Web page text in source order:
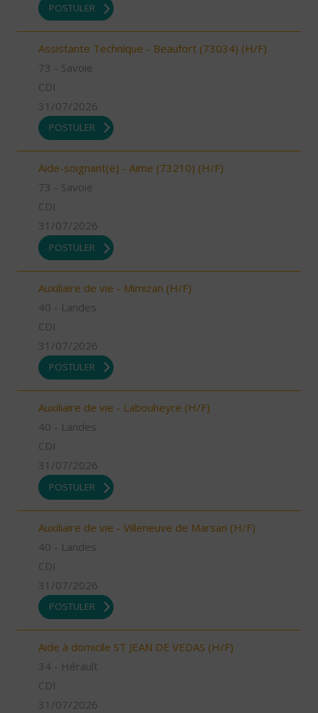
POSTULER
Assistante Technique - Beaufort (73034) (H/F)
73 - Savoie
CDI
31/07/2026
POSTULER
Aide-soignant(e) - Aime (73210) (H/F)
73 - Savoie
CDI
31/07/2026
POSTULER
Auxiliaire de vie - Mimizan (H/F)
40 - Landes
CDI
31/07/2026
POSTULER
Auxiliaire de vie - Labouheyre (H/F)
40 - Landes
CDI
31/07/2026
POSTULER
Auxiliaire de vie - Villeneuve de Marsan (H/F)
40 - Landes
CDI
31/07/2026
POSTULER
Aide à domicile ST JEAN DE VEDAS (H/F)
34 - Hérault
CDI
31/07/2026